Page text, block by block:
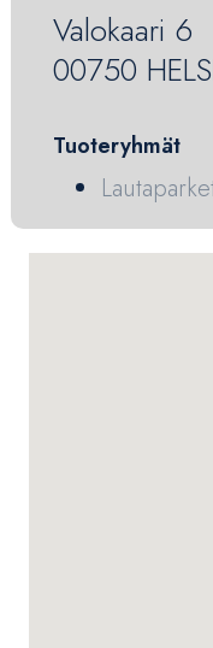
Valokaari 6
00750
Tuoteryhmät